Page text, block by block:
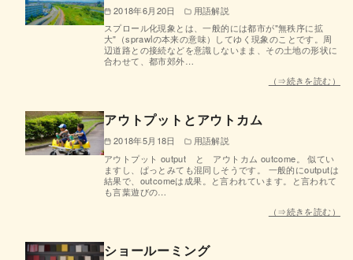
2018年6月20日
用語解説
スプロール化現象とは、一般的には都市が"無秩序に拡
大"（sprawlの本来の意味）してゆく現象のことです。周
辺道路との接続などを意識しないまま、その土地の形状に
合わせて、都市郊外…
（⇒続きを読む）
アウトプットとアウトカム
2018年5月18日
用語解説
アウトプット output と アウトカム outcome。 似てい
ますし、ぱっとみても混同しそうです。 一般的にoutputは
結果で、outcomeは成果。と言われています。と言われて
も言葉遊びの…
（⇒続きを読む）
ショールーミング